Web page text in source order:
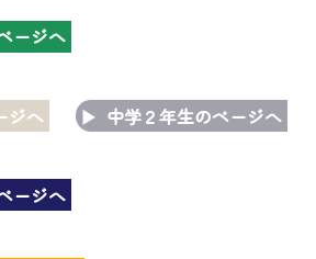
ージへ
ジへ 中学２年生のページへ
ージへ